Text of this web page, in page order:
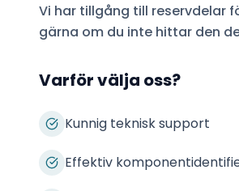
Vi har tillgång till reservdelar
gärna om du inte hittar den
Varför välja oss?
Kunnig teknisk support
Effektiv